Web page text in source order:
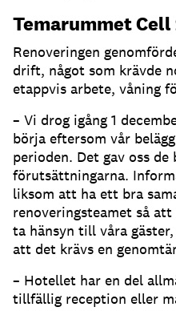
Temarummet
Renoveringen
drift, något som krävde
etappvis arbete, våning
– Vi drog igång 1
börja eftersom vår
perioden. Det gav oss de
förutsättningarna.
liksom att ha ett bra
renoveringsteamet så
ta hänsyn till våra
att det krävs en
– Hotellet har en del
tillfällig reception eller